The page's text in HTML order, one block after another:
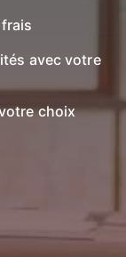
avec votre
choix